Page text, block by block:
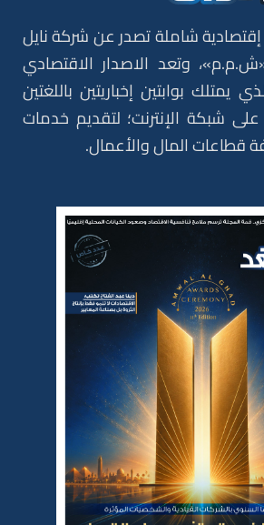
شاملة تصدر عن شركة نايل
وتعد الاصدار الاقتصادي
يمتلك بوابتين إخباريتين باللغتين
على شبكة الإنترنت؛ لتقديم خدمات
قطاعات المال والأعمال.